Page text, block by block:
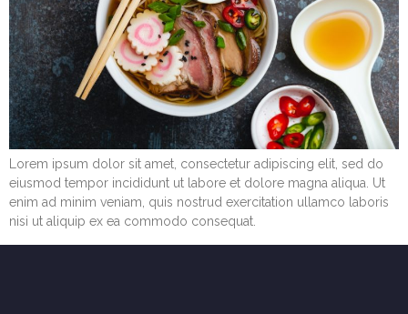
Lorem ipsum dolor sit amet, consectetur adipiscing elit, sed do
eiusmod tempor incididunt ut labore et dolore magna aliqua. Ut
enim ad minim veniam, quis nostrud exercitation ullamco laboris
nisi ut aliquip ex ea commodo consequat.